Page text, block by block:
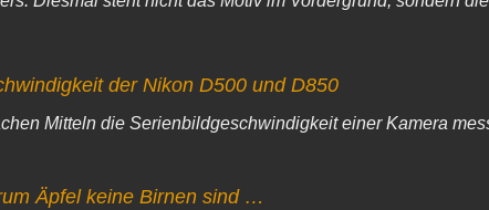
der Nikon D500 und D850
Mitteln die Serienbildgeschwindigkeit einer Kamera
Äpfel keine Birnen sind …